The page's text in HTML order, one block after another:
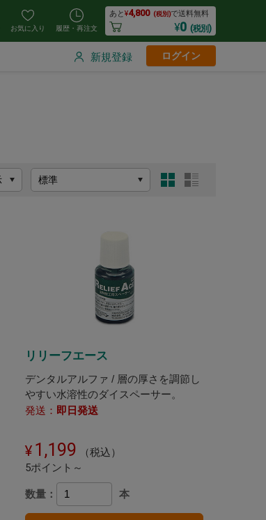
あと¥4,800 (税別)で送料無料
¥0 (税別)
新規登録 ログイン
履歴・再注文
お気に入り
リリーフエース
デンタルアルファ / 層の厚さを調節し
やすい水溶性のダイスペーサー。
発送： 即日発送
1,199
（税込）
5ポイント～
数量： 本